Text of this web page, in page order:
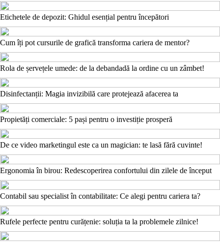
Etichetele de depozit: Ghidul esențial pentru începători
Cum îți pot cursurile de grafică transforma cariera de mentor?
Rola de șervețele umede: de la debandadă la ordine cu un zâmbet!
Disinfectanții: Magia invizibilă care protejează afacerea ta
Propietăți comerciale: 5 pași pentru o investiție prosperă
De ce video marketingul este ca un magician: te lasă fără cuvinte!
Ergonomia în birou: Redescoperirea confortului din zilele de început
Contabil sau specialist în contabilitate: Ce alegi pentru cariera ta?
Rufele perfecte pentru curățenie: soluția ta la problemele zilnice!